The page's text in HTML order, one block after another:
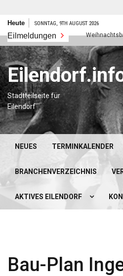
Zum
springen
Heute SONNTAG, 9TH AUGUST 2026
Eilmeldungen
neues Jahr
Stadtteilseite für
Eilendorf
NEUES TERMINKALENDER
BRANCHENVERZEICHNIS
AKTIVES EILENDORF
Bau-Plan